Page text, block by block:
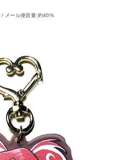
/ メール便容量:約40%